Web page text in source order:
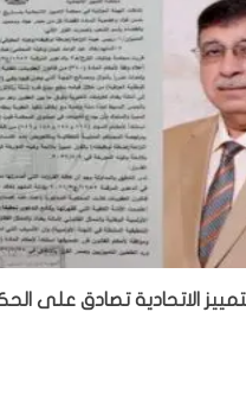
الاتحادية تصادق على